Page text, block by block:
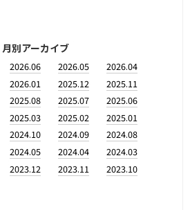
月別アーカイブ
2026.06 2026.05
2026.04
2026.01 2025.12
2025.11
2025.08 2025.07
2025.06
2025.03 2025.02
2025.01
2024.10 2024.09
2024.08
2024.05 2024.04
2024.03
2023.12 2023.11
2023.10